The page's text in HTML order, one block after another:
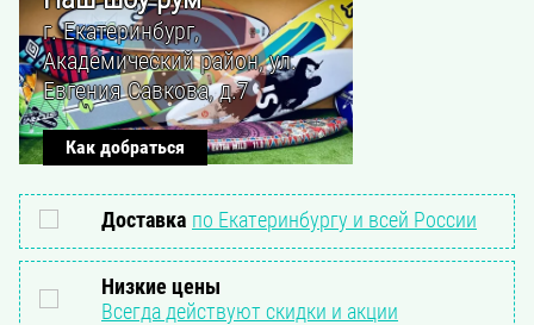
г. Екатеринбург,
Академический район, ул.
Евгения Савкова, д.7
Как добраться
Доставка по Екатеринбургу и всей России
Низкие цены
Всегда действуют скидки и акции